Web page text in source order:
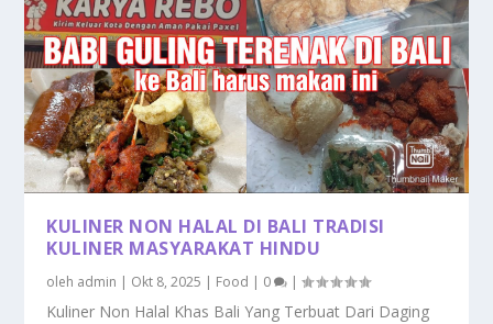
KULINER NON HALAL DI BALI TRADISI
KULINER MASYARAKAT HINDU
oleh admin | Okt 8, 2025 | Food | 0 |
Kuliner Non Halal Khas Bali Yang Terbuat Dari Daging